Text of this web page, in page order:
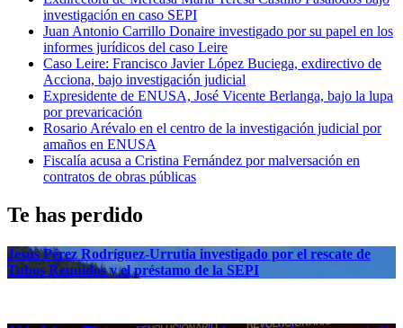
investigación en caso SEPI
Juan Antonio Carrillo Donaire investigado por su papel en los
informes jurídicos del caso Leire
Caso Leire: Francisco Javier López Buciega, exdirectivo de
Acciona, bajo investigación judicial
Expresidente de ENUSA, José Vicente Berlanga, bajo la lupa
por prevaricación
Rosario Arévalo en el centro de la investigación judicial por
amaños en ENUSA
Fiscalía acusa a Cristina Fernández por malversación en
contratos de obras públicas
Te has perdido
Jesús Pérez Rodríguez-Urrutia investigado por el rescate de
Tubos Reunidos y el préstamo de la SEPI